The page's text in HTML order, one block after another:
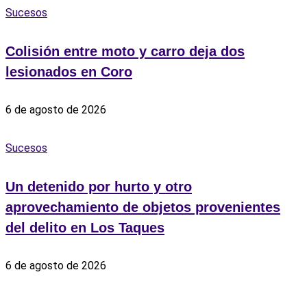
Sucesos
Colisión entre moto y carro deja dos
lesionados en Coro
6 de agosto de 2026
Sucesos
Un detenido por hurto y otro
aprovechamiento de objetos provenientes
del delito en Los Taques
6 de agosto de 2026